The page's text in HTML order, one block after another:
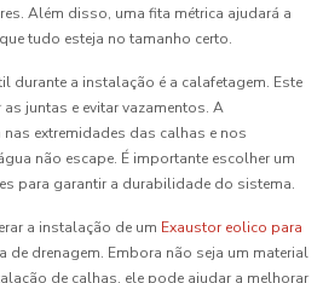
Além disso, uma fita métrica ajudará a
tudo esteja no tamanho certo.
durante a instalação é a calafetagem. Este
juntas e evitar vazamentos. A
extremidades das calhas e nos
não escape. É importante escolher um
para garantir a durabilidade do sistema.
a instalação de um Exaustor eolico para
de drenagem. Embora não seja um material
de calhas, ele pode ajudar a melhorar